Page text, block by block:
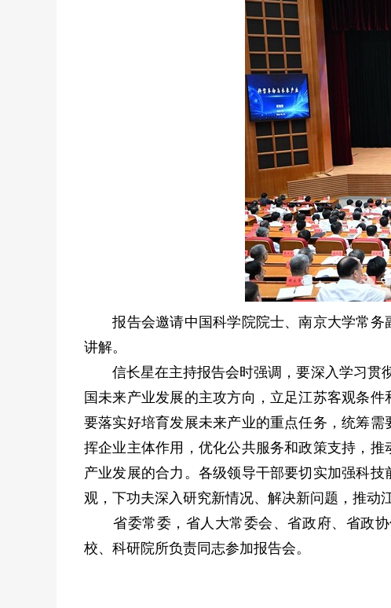
报告会邀请中国科学院院士、南京大学常务
讲解。
信长星在主持报告会时强调，要深入学习贯彻
国未来产业发展的主攻方向，立足江苏客观条
要落实好培育发展未来产业的重点任务，统筹
挥企业主体作用，优化公共服务和政策支持，
产业发展的合力。各级领导干部要切实加强科
观，下功夫深入研究新情况、解决新问题，推动
省委常委，省人大常委会、省政府、省政协
校、科研院所负责同志参加报告会。